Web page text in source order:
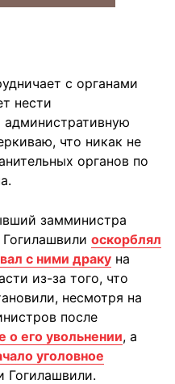
с органами
нести
что никак не
органов по
замминистра
оскорблял
с ними драку на
из-за того, что
несмотря на
после
о его увольнении, а
уголовное
Гогилашвили.